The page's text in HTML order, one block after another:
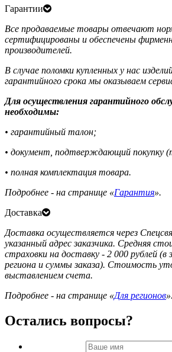
Гарантии
Все продаваемые товары отвечают
сертифицированы и обеспечены
производителей.
В случае поломки купленных у нас
гарантийного срока мы оказываем
Для осуществления гарантийного
необходимы:
• гарантийный талон;
• документ, подтверждающий покупку
• полная комплектация товара.
Подробнее - на странице «Гарантия».
Доставка
Доставка осуществляется через
указанный адрес заказчика. Средняя
страховки на доставку - 2 000 рублей
региона и суммы заказа). Стоимость
выставлением счета.
Подробнее - на странице «Для регионов».
Остались вопросы?